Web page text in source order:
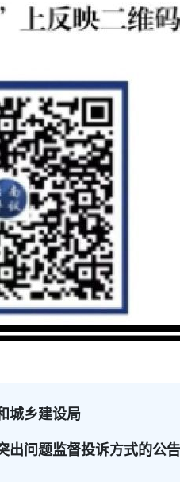
城乡建设局
出问题监督投诉方式的公告